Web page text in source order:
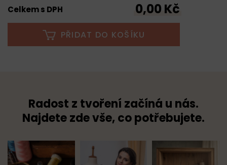
Celkem s DPH 0,00 Kč
PŘIDAT DO KOŠÍKU
Radost z tvoření začíná u nás.
Najdete zde vše, co potřebujete.